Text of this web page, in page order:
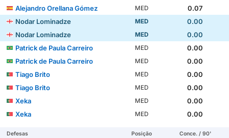
Alejandro Orellana Gómez
MED
0.07
Nodar Lominadze
MED
0.00
Nodar Lominadze
MED
0.00
Patrick de Paula Carreiro
MED
0.00
Patrick de Paula Carreiro
MED
0.00
Tiago Brito
MED
0.00
Tiago Brito
MED
0.00
Xeka
MED
0.00
Xeka
MED 0.00
Defesas Posição Conce. / 90'